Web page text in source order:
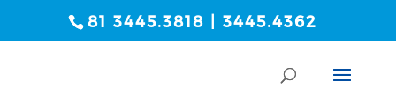
81 3445.3818 | 3445.4362